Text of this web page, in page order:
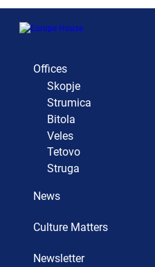
Offices
Skopje
Strumica
Bitola
Veles
Tetovo
Struga
News
Culture Matters
Newsletter